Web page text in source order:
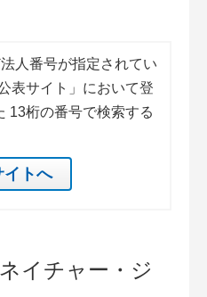
人番号が指定されてい
表サイト」において登
13桁の番号で検索する
イトへ
イチャー・ジ